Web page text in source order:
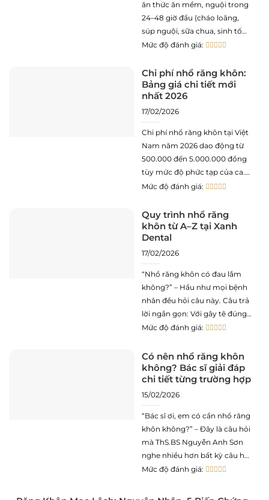
ăn thức ăn mềm, nguội trong
24–48 giờ đầu (cháo loãng,
súp nguội, sữa chua, sinh tố
không hạt). Tránh hoàn toàn:
dùng ống hút. Từ ngày 4–7 có
thể ăn mềm hơn. Ăn bình
thường hoàn toàn
Mức độ đánh giá:
Chi phí nhổ răng khôn:
Bảng giá chi tiết mới
nhất 2026
17/02/2026
Chi phí nhổ răng khôn tại Việt
Nam năm 2026 dao động từ
500.000 đến 5.000.000 đồng
tùy mức độ phức tạp của ca.
Ca đơn giản (răng mọc thẳng,
triệu. Ca trung bình (mọc lệch,
cần rạch nướu): 1.2–2.5 triệu.
Ca phức tạp (răng ngầm,
Mức độ đánh giá:
Quy trình nhổ răng
khôn từ A–Z tại Xanh
Dental
17/02/2026
“Nhổ răng khôn có đau lắm
không?” – Hầu như mọi bệnh
nhân đều hỏi câu này. Câu trả
lời ngắn gọn: Với gây tê đúng
cách, bạn sẽ không cảm thấy
rung động. Câu trả lời dài hơn
là bài viết
Mức độ đánh giá:
Có nên nhổ răng khôn
không? Bác sĩ giải đáp
chi tiết từng trường hợp
15/02/2026
“Bác sĩ ơi, em có cần nhổ răng
khôn không?” – Đây là câu hỏi
mà ThS.BS Nguyễn Anh Sơn
nghe nhiều hơn bất kỳ câu hỏi
nào khác trong hơn 20 năm
Mức độ đánh giá: